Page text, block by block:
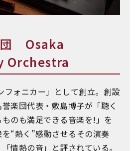
団 Osaka
Orchestra
フォニカー」として創立。創設
楽団代表・敷島博子が「聴く
のも満足できる音楽を!」を
“熱く”感動させるその演奏
情熱の音」と評されている。